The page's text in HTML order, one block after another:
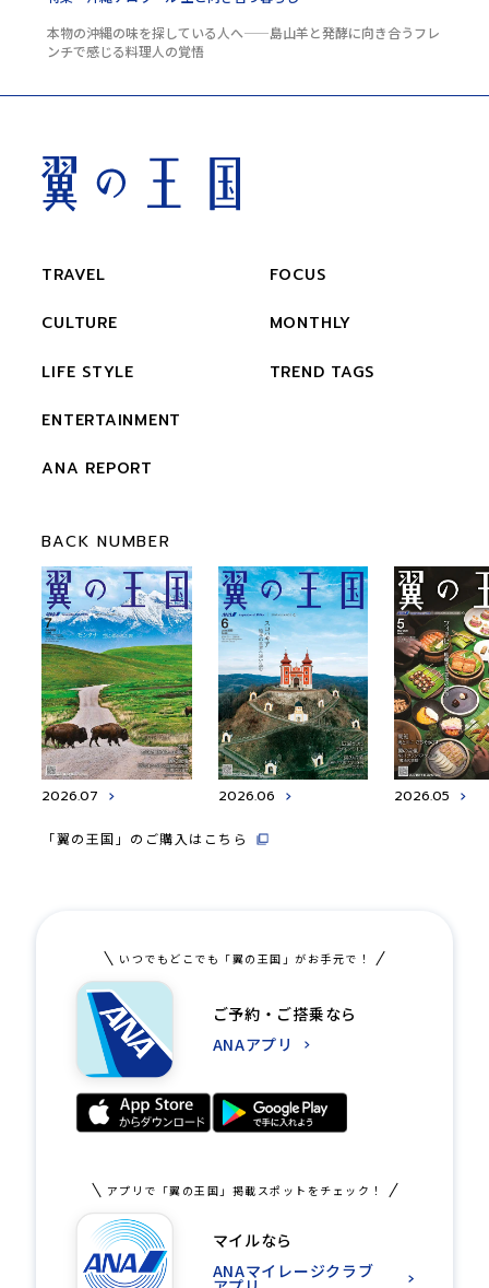
本物の沖縄の味を探している人へ——島山羊と発酵に向き合うフレ
ンチで感じる料理人の覚悟
TRAVEL
CULTURE
LIFE STYLE
ENTERTAINMENT
ANA REPORT
FOCUS
MONTHLY
TREND TAGS
BACK NUMBER
2026.07 2026.06 2026.05
「翼の王国」のご購入はこちら
いつでもどこでも「翼の王国」がお手元で！
ご予約・ご搭乗なら
ANAアプリ
アプリで「翼の王国」掲載スポットをチェック！
マイルなら
ANAマイレージクラブ